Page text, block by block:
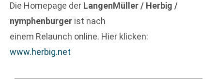
Die Homepage der LangenMüller / Herbig /
nymphenburger ist nach
einem Relaunch online. Hier klicken:
www.herbig.net